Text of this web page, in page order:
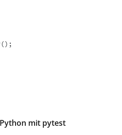
mit pytest